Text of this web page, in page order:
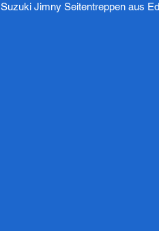
Suzuki Jimny Seitentreppen aus